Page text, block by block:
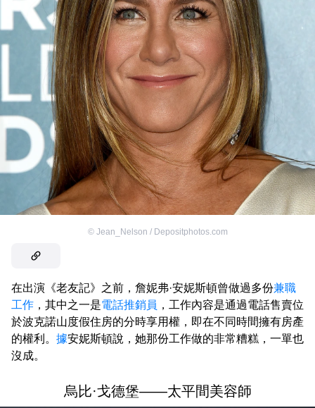
© Jean_Nelson / Depositphotos.com
在出演《老友記》之前，詹妮弗·安妮斯頓曾做過多份兼職
工作 ，其中之一是電話推銷員 ，工作內容是通過電話售賣位
於波克諾山度假住房的分時享用權，即在不同時間擁有房產
的權利。 據安妮斯頓說，她那份工作做的非常糟糕，一單也
沒成。
烏比·戈德堡——太平間美容師